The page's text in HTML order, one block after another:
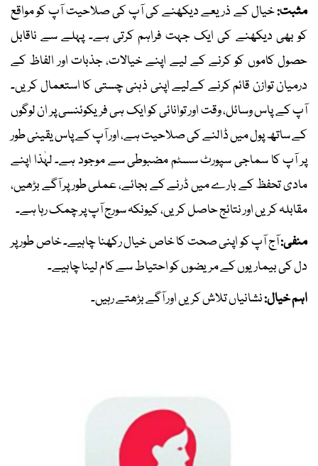
مثبت:خیال کے ذریعے دیکھنے کی آپ کی صلاحیت آپ کو مواقع
کو بھی دیکھنے کی ایک جہت فراہم کرتی ہے۔ پہلے سے ناقابل
حصول کاموں کو کرنے کے لیے اپنے خیالات، جذبات اور الفاظ کے
درمیان توازن قائم کرنے کےلیے اپنی ذہنی چستی کا استعمال کریں۔
آپ کے پاس وسائل، وقت اور توانائی کو ایک ہی فریکوئنسی پر ان لوگوں
کے ساتھ پول میں ڈالنے کی صلاحیت ہے، اور آپ کے پاس یقینی طور
پر آپ کا سماجی سپورٹ سسٹم مضبوطی سے موجود ہے۔ لہٰذا اپنے
مادی تحفظ کے بارے میں ڈرنے کے بجائے، عملی طور پر آگے بڑھیں،
مقابلہ کریں اور نتائج حاصل کریں، کیونکہ سورج آپ پر چمک رہا ہے۔
منفی:آج آپ کو اپنی صحت کا خاص خیال رکھنا چاہیے۔ خاص طور پر
دل کی بیماریوں کے مریضوں کو احتیاط سے کام لینا چاہیے۔
اہم خیال:نشانیاں تلاش کریں اور آگے بڑھتے رہیں۔